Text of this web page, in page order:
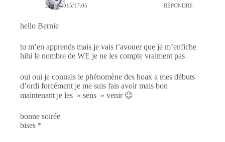
29/07/2015/17:05 RÉPONDRE
hello Bernie
tu m’en apprends mais je vais t’avouer que je m’enfiche
hihi le nombre de WE je ne les compte vraiment pas
oui oui je connais le phénomène des hoax a mes débuts
d’ordi forcément je me suis fais avoir mais bon
maintenant je les » sens » venir 😉
bonne soirée
bises *